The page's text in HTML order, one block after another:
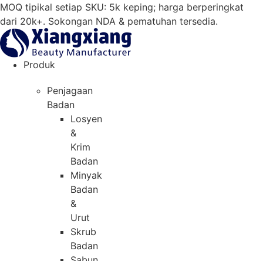
Langkau
ke
kandungan
MOQ tipikal setiap SKU: 5k keping; harga berperingkat
dari 20k+. Sokongan NDA & pematuhan tersedia.
Produk
Penjagaan
Badan
Losyen
&
Krim
Badan
Minyak
Badan
&
Urut
Skrub
Badan